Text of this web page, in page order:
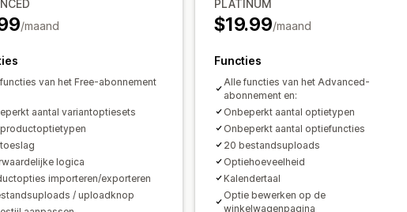
Prijsstijging voor varianten
Niet op voorraad verbergen
Weergave van voorraad Handmatige updates
/maand
van het Free-abonnement
aantal variantoptiesets
logica
importeren/exporteren
/ uploadknop
PLATINUM
$19.99/maand
Functies
Alle functies van het Advanced-
abonnement en:
Onbeperkt aantal optietypen
Onbeperkt aantal optiefuncties
20 bestandsuploads
Optiehoeveelheid
Kalendertaal
Optie bewerken op de
winkelwagenpagina